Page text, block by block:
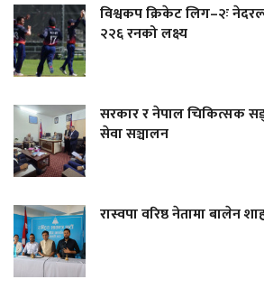
विश्वकप क्रिकेट लिग–२ः
२२६ रनको लक्ष्य
सरकार र नेपाल चिकित्सक
सेवा सञ्चालन
रास्वपा वरिष्ठ नेतामा बालेन